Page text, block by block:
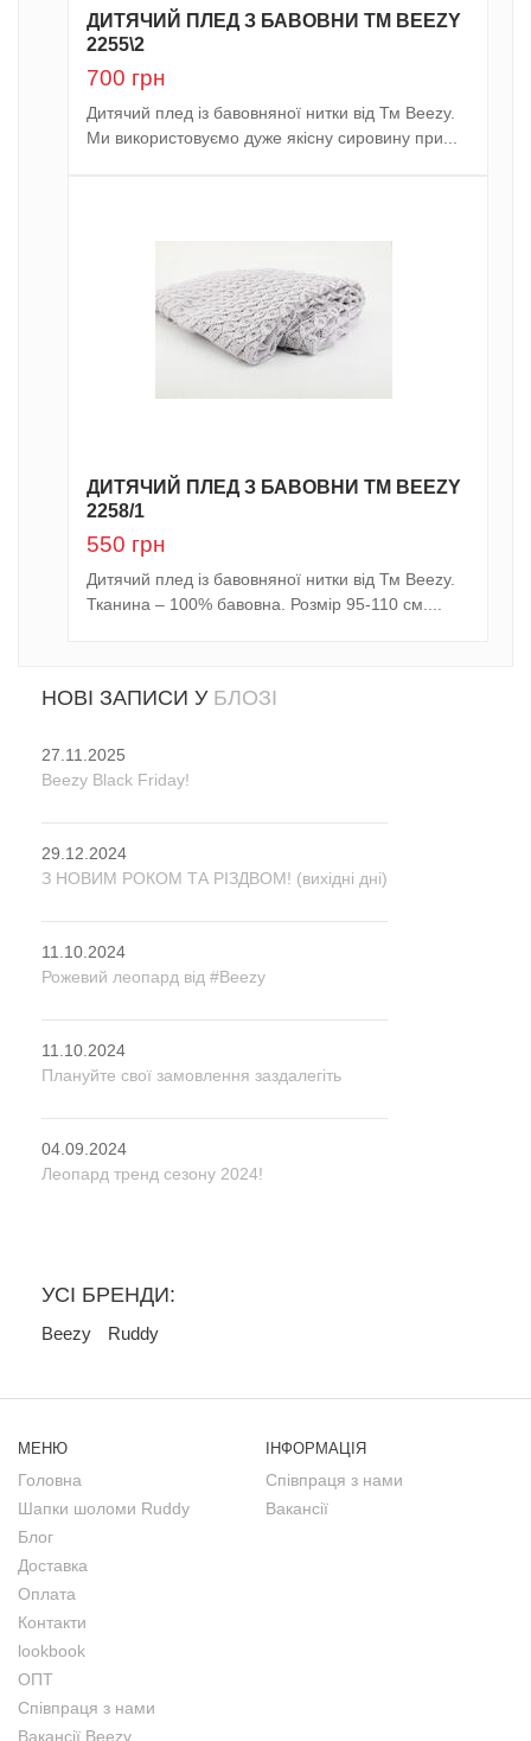
ДИТЯЧИЙ ПЛЕД З БАВОВНИ ТМ BEEZY
2255\2
700 грн
Дитячий плед із бавовняної нитки від Тм Beezy.
Ми використовуємо дуже якісну сировину при...
ДИТЯЧИЙ ПЛЕД З БАВОВНИ ТМ BEEZY
2258/1
550 грн
Дитячий плед із бавовняної нитки від Тм Beezy.
Тканина – 100% бавовна. Розмір 95-110 см....
НОВІ ЗАПИСИ У БЛОЗІ
27.11.2025
Beezy Black Friday!
29.12.2024
З НОВИМ РОКОМ ТА РІЗДВОМ! (вихідні дні)
11.10.2024
Рожевий леопард від #Beezy
11.10.2024
Плануйте свої замовлення заздалегіть
04.09.2024
Леопард тренд сезону 2024!
УСІ БРЕНДИ:
Beezy Ruddy
МЕНЮ
Головна
Шапки шоломи Ruddy
Блог
Доставка
Оплата
Контакти
lookbook
ОПТ
Співпраця з нами
Вакансії Beezy
ІНФОРМАЦІЯ
Співпраця з нами
Вакансії